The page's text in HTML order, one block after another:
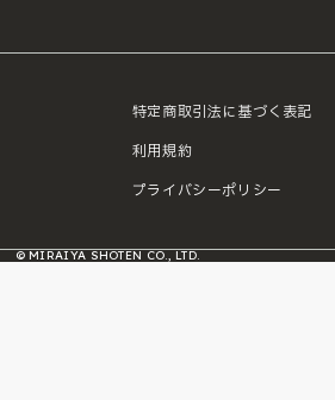
特定商取引法に基づく表記
利用規約
プライバシーポリシー
© MIRAIYA SHOTEN CO., LTD.